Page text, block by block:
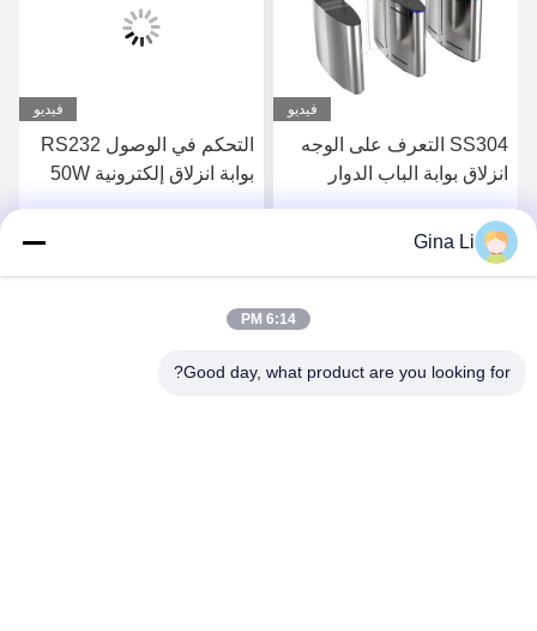
فيديو
SS304 التعرف على الوجه
انزلاق بوابة الباب الدوار
فيديو
التحكم في الوصول RS232
بوابة انزلاق إلكترونية 50W
Gina Li
6:14 PM
Good day, what product are you looking for?